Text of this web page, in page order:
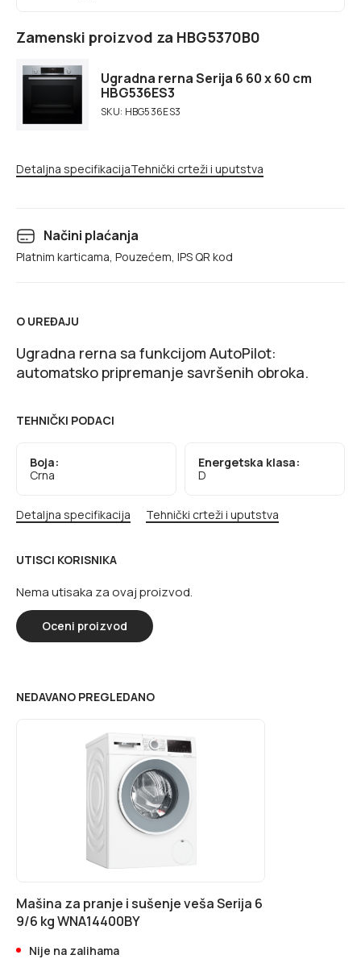
Zamenski proizvod za HBG5370B0
Ugradna rerna Serija 6 60 x 60 cm
HBG536ES3
SKU: HBG536ES3
Detaljna specifikacijaTehnički crteži i uputstva
Načini plaćanja
Platnim karticama, Pouzećem, IPS QR kod
O UREĐAJU
Ugradna rerna sa funkcijom AutoPilot:
automatsko pripremanje savršenih obroka.
TEHNIČKI PODACI
Boja:
Crna
Energetska klasa:
D
Detaljna specifikacija Tehnički crteži i uputstva
UTISCI KORISNIKA
Nema utisaka za ovaj proizvod.
Oceni proizvod
NEDAVANO PREGLEDANO
Mašina za pranje i sušenje veša Serija 6
9/6 kg WNA14400BY
Nije na zalihama